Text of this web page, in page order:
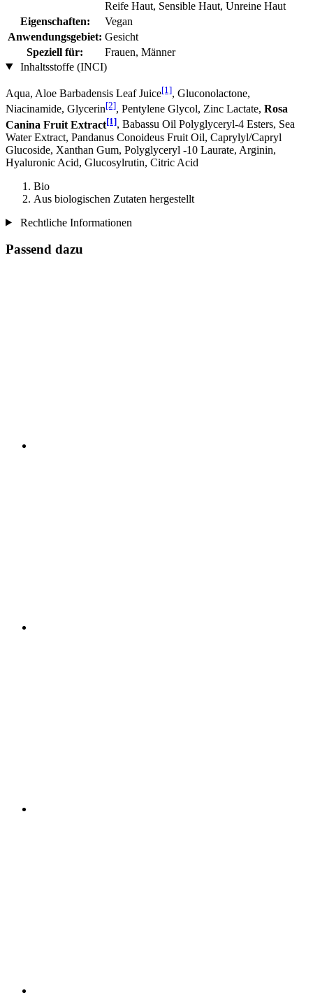
Reife Haut, Sensible Haut, Unreine Haut
Eigenschaften:
Vegan
Anwendungsgebiet: Gesicht
Speziell für:
Frauen, Männer
Inhaltsstoffe (INCI)
Aqua, Aloe Barbadensis Leaf Juice[1], Gluconolactone,
Niacinamide, Glycerin[2], Pentylene Glycol, Zinc Lactate, Rosa
Canina Fruit Extract[1], Babassu Oil Polyglyceryl-4 Esters, Sea
Water Extract, Pandanus Conoideus Fruit Oil, Caprylyl/Capryl
Glucoside, Xanthan Gum, Polyglyceryl -10 Laurate, Arginin,
Hyaluronic Acid, Glucosylrutin, Citric Acid
Bio
Aus biologischen Zutaten hergestellt
Rechtliche Informationen
Passend dazu